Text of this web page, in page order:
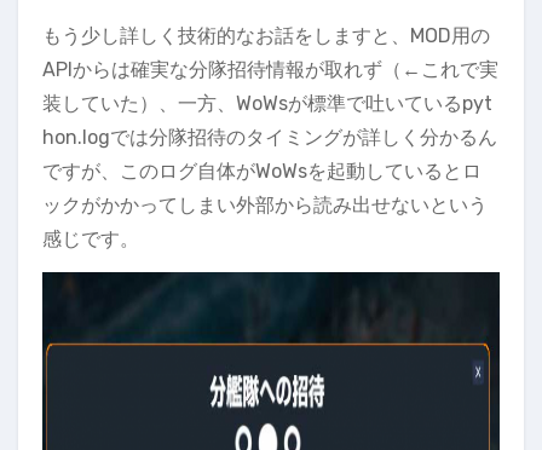
もう少し詳しく技術的なお話をしますと、MOD用の
APIからは確実な分隊招待情報が取れず（←これで実
装していた）、一方、WoWsが標準で吐いているpyt
hon.logでは分隊招待のタイミングが詳しく分かるん
ですが、このログ自体がWoWsを起動しているとロ
ックがかかってしまい外部から読み出せないという
感じです。